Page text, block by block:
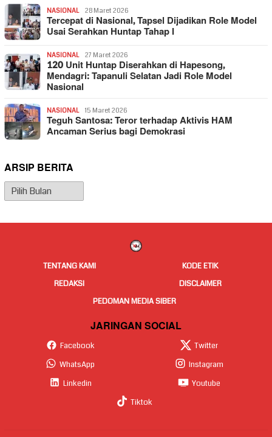
NASIONAL 28 Maret 2026
Tercepat di Nasional, Tapsel Dijadikan Role Model
Usai Serahkan Huntap Tahap I
NASIONAL 27 Maret 2026
120 Unit Huntap Diserahkan di Hapesong,
Mendagri: Tapanuli Selatan Jadi Role Model
Nasional
NASIONAL 15 Maret 2026
Teguh Santosa: Teror terhadap Aktivis HAM
Ancaman Serius bagi Demokrasi
ARSIP BERITA
Arsip
Berita
TENTANG KAMI
KODE ETIK
REDAKSI
DISCLAIMER
PEDOMAN MEDIA SIBER
JARINGAN SOCIAL
Facebook
Twitter
WhatsApp
Instagram
Linkedin
Youtube
Tiktok